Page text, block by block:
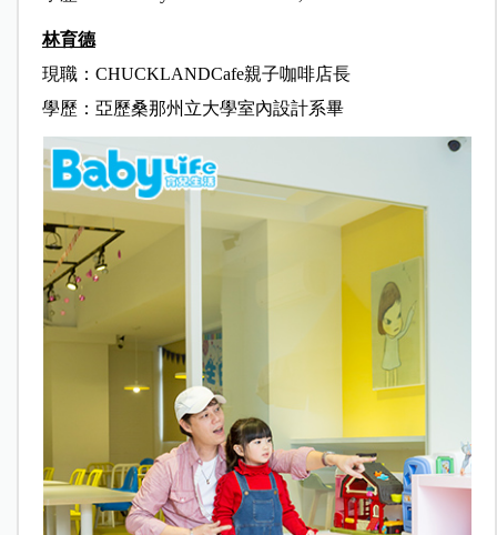
林育德
現職：CHUCKLANDCafe親子咖啡店長
學歷：亞歷桑那州立大學室內設計系畢